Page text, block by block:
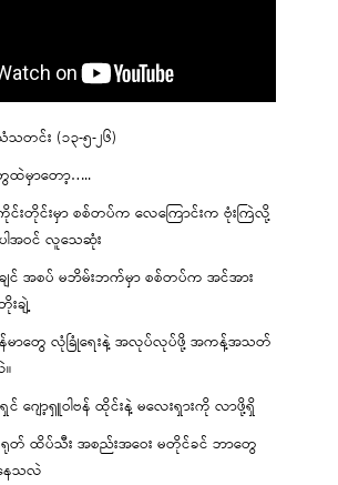
သတင်း (၁၃-၅-၂၆)
ထဲမှာတော့…..
ကိုင်းတိုင်းမှာ စစ်တပ်က လေကြောင်းက ဗုံးကြဲလို့
ါအဝင် လူသေဆုံး
ချင် အစပ် မဘိမ်းဘက်မှာ စစ်တပ်က အင်အား
းချဲ့
န်မာတွေ လုံခြုံရေးနဲ့ အလုပ်လုပ်ဖို့ အကန့်အသတ်
ရှင် ဂျော့ရှူဝါဗန် ထိုင်းနဲ့ မလေးရှားကို လာဖို့ရှိ
တ် ထိပ်သီး အစည်းအဝေး မတိုင်ခင် ဘာတွေ
ေသလဲ